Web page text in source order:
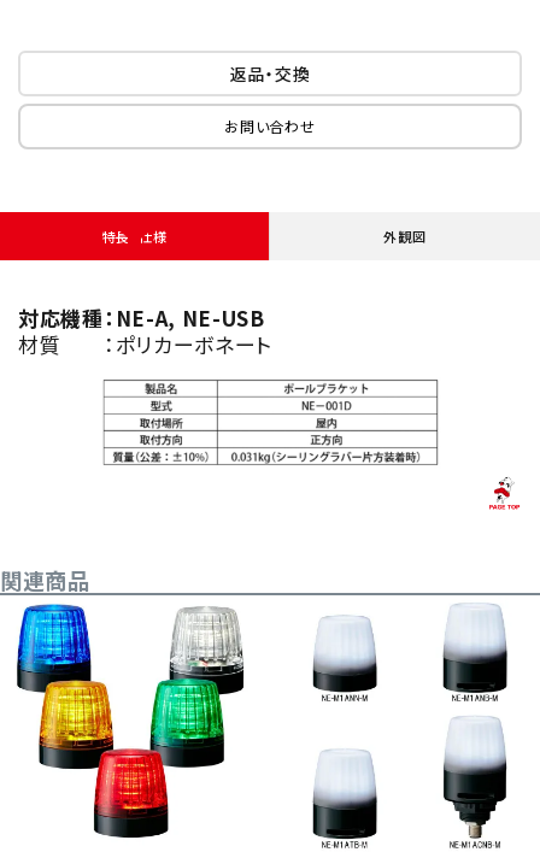
パトライトカタログ
返品・交換
お問い合わせ
特長・仕様 外観図
対応機種：NE-A, NE-USB
材質 ：ポリカーボネート
関連商品